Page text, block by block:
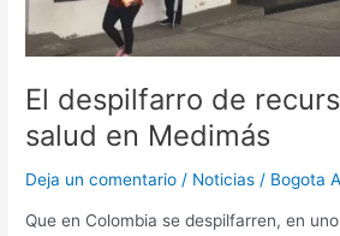
El despilfarro de
salud en Medimás
Deja un comentario / Noticias / Bogota
Que en Colombia se despilfarren, en